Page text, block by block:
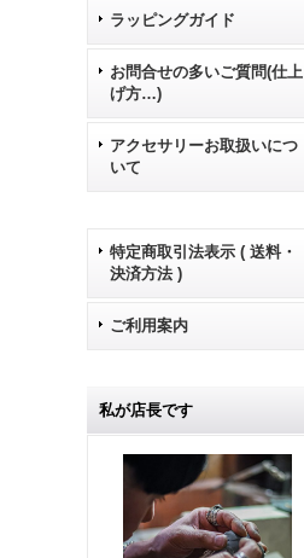
ラッピングガイド
お問合せの多いご質問(仕上
げ方…)
アクセサリーお取扱いにつ
いて
特定商取引法表示 ( 送料・
決済方法 )
ご利用案内
私が店長です